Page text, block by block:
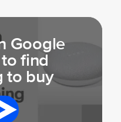
Videos werden
du in der
Google
find
to buy